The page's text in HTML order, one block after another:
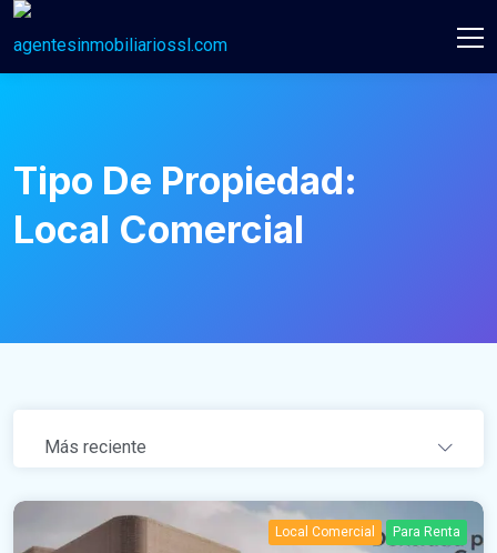
Tipo De Propiedad:
Local Comercial
Más reciente
Local Comercial Para Renta